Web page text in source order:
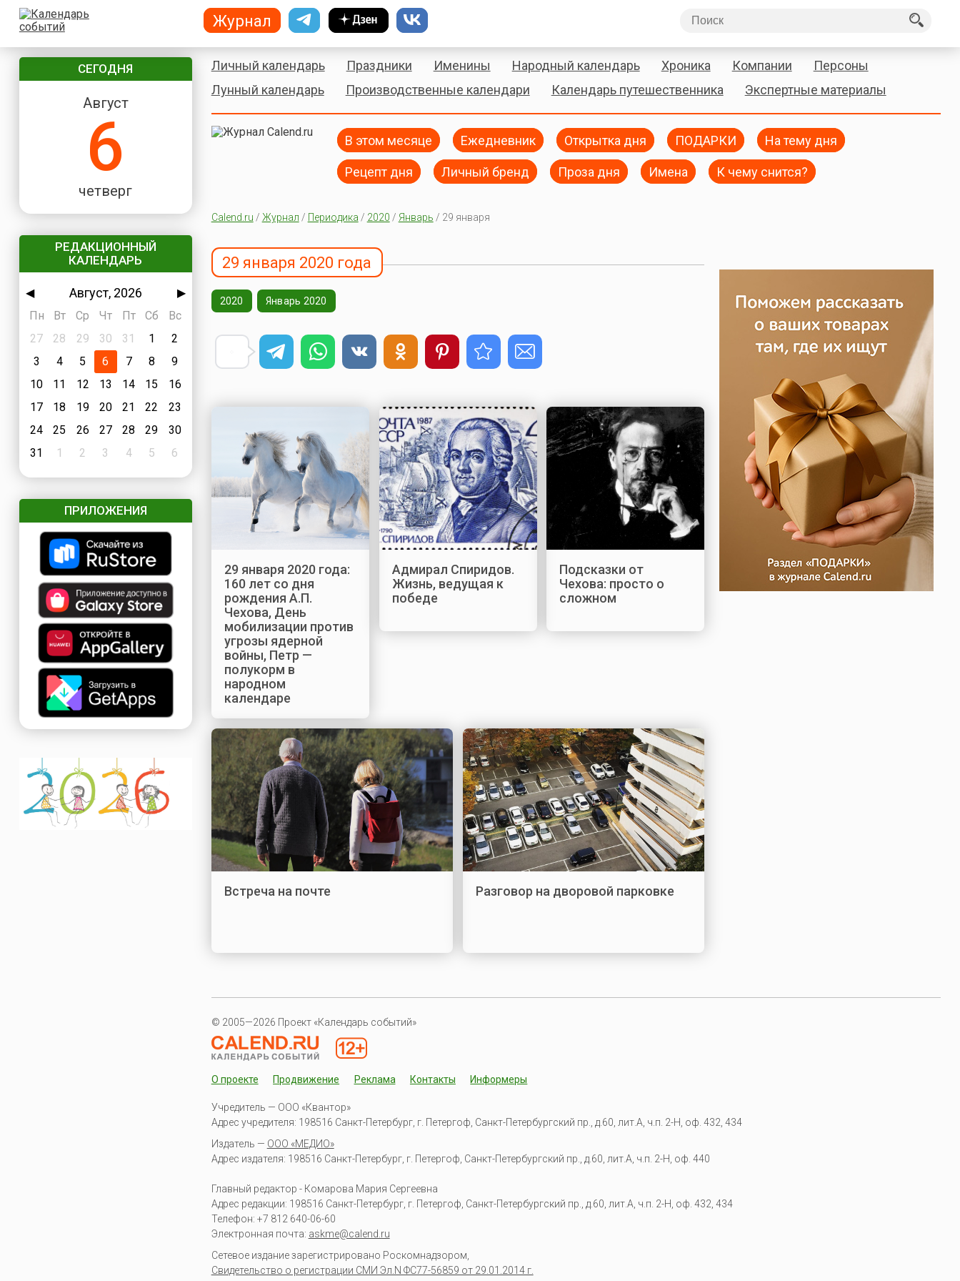
СЕГОДНЯ
Август
6
четверг
РЕДАКЦИОННЫЙ
КАЛЕНДАРЬ
◀ Август, 2026
▶
Пн
Вт Ср Чт Пт Сб
Вс
27
28 29 30 31 1
2
3
4 5 6 7 8
9
10
11 12 13 14 15
16
17
18 19 20 21 22
23
24
25 26 27 28 29
30
31
1 2 3 4 5 6
ПРИЛОЖЕНИЯ
Личный календарь Праздники Именины Народный календарь Хроника Компании
Персоны
Лунный календарь
Производственные календари Календарь путешественника Экспертные материалы
В этом месяце Ежедневник Открытка дня ПОДАРКИ На тему дня
Рецепт дня Личный бренд Проза дня Имена К чему снится?
Calend.ru / Журнал / Периодика / 2020 / Январь / 29 января
29 января 2020 года
2020 Январь 2020
29 января 2020 года:
160 лет со дня
рождения А.П.
Чехова, День
мобилизации против
угрозы ядерной
войны, Петр —
полукорм в
народном
календаре
Адмирал Спиридов.
Жизнь, ведущая к
победе
Подсказки от
Чехова: просто о
сложном
Встреча на почте Разговор на дворовой парковке
© 2005—2026 Проект «Календарь событий»
О проекте Продвижение Реклама Контакты Информеры
Учредитель — ООО «Квантор»
Адрес учредителя: 198516 Санкт-Петербург, г. Петергоф, Санкт-Петербургский пр., д.60, лит.А, ч.п. 2-Н, оф. 432, 434
Издатель — ООО «МЕДИО»
Адрес издателя: 198516 Санкт-Петербург, г. Петергоф, Санкт-Петербургский пр., д.60, лит.А, ч.п. 2-Н, оф. 440
Главный редактор - Комарова Мария Сергеевна
Адрес редакции: 198516 Санкт-Петербург, г. Петергоф Санкт-Петербургский пр., д.60, лит.А, ч.п. 2-Н, оф. 432, 434
Телефон: +7 812 640-06-60
Электронная почта: askme@calend.ru
Сетевое издание зарегистрировано Роскомнадзором,
Свидетельство о регистрации СМИ Эл.N ФС77-56859 от 29.01.2014 г.
Журнал